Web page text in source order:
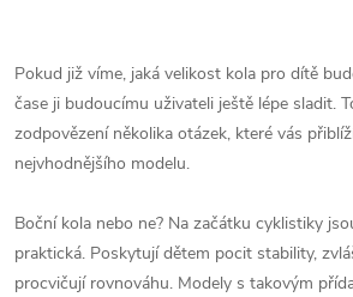
Pokud již víme, jaká velikost kola pro dítě
čase ji budoucímu uživateli ještě lépe sladit.
zodpovězení několika otázek, které vás
nejvhodnějšího modelu.
Boční kola nebo ne? Na začátku cyklistiky
praktická. Poskytují dětem pocit stability,
procvičují rovnováhu. Modely s takovým